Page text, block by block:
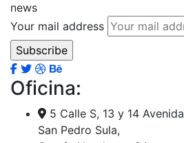
news
Your mail address
Oficina:
5 Calle S, 13 y 14
San Pedro Sula,